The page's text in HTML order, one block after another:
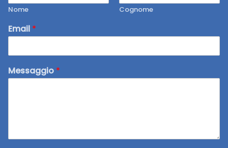
Nome Cognome
Email *
Messaggio *